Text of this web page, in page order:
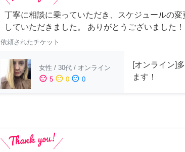
丁寧に相談に乗っていただき、スケジュールの
していただきました。 ありがとうございました！
依頼されたチケット
女性 / 30代 / オンライン
sentiment_satisfied 5 sentiment_neutral 0 sentiment_dissatisfied 0
[オンライン]
ます！